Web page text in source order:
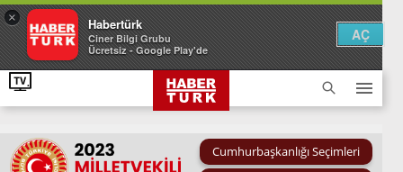
× Habertürk
Ciner Bilgi Grubu
Ücretsiz - Google Play'de
AÇ
Cumhurbaşkanlığı Seçimleri